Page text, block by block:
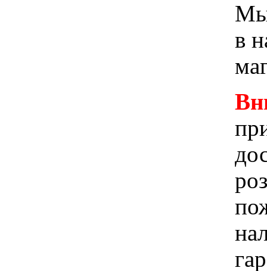
Мы
в